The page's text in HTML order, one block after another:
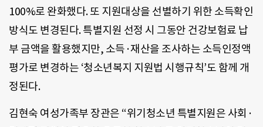
100%로 완화했다. 또 지원대상을 선별하기 위한 소득확인
방식도 변경된다. 특별지원 선정 시 그동안 건강보험료 납
부 금액을 활용했지만, 소득·재산을 조사하는 소득인정액
평가로 변경하는 ‘청소년복지 지원법 시행규칙’도 함께 개
정된다.
김현숙 여성가족부 장관은 “위기청소년 특별지원은 사회·